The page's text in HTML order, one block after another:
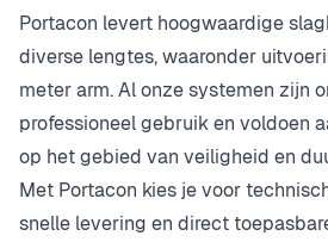
Portacon levert hoogwaardige
diverse lengtes, waaronder
meter arm. Al onze systemen zijn
professioneel gebruik en voldoen
op het gebied van veiligheid en
Met Portacon kies je voor
snelle levering en direct